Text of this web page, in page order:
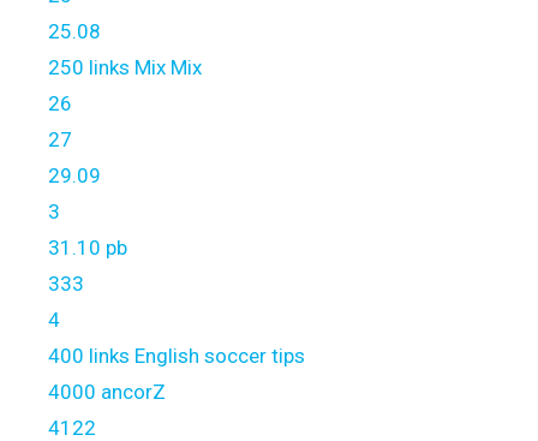
25.08
250 links Mix Mix
26
27
29.09
3
31.10 pb
333
4
400 links English soccer tips
4000 ancorZ
4122